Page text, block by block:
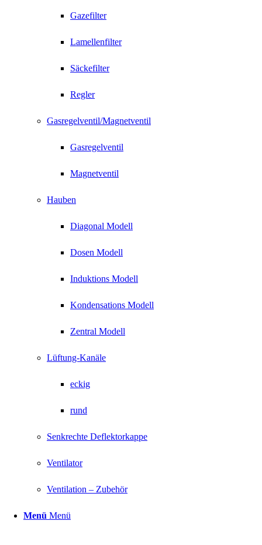
Gazefilter
Lamellenfilter
Säckefilter
Regler
Gasregelventil/Magnetventil
Gasregelventil
Magnetventil
Hauben
Diagonal Modell
Dosen Modell
Induktions Modell
Kondensations Modell
Zentral Modell
Lüftung-Kanäle
eckig
rund
Senkrechte Deflektorkappe
Ventilator
Ventilation – Zubehör
Menü Menü